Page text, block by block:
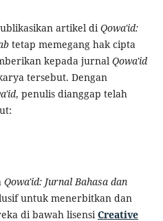
artikel diQowa'id:
tetap memegang hak cipta
kepada jurnal Qowa'id
tersebut. Dengan
, penulis dianggap telah
Qowa'id: Jurnal Bahasa dan
untuk menerbitkan dan
di bawah lisensiCreative